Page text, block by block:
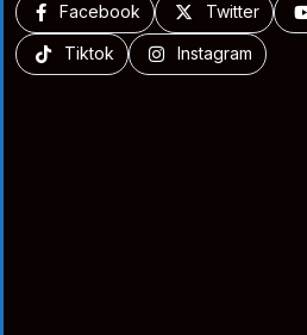
Facebook Twitter
Tiktok Instagram